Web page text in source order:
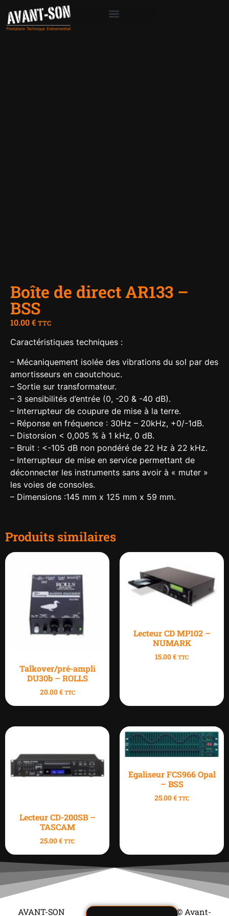
Boîte de direct AR133 –
BSS
10.00€ TTC
Caractéristiques techniques :
– Mécaniquement isolée des vibrations du sol par des
amortisseurs en caoutchouc.
– Sortie sur transformateur.
– 3 sensibilités d’entrée (0, -20 & -40 dB).
– Interrupteur de coupure de mise à la terre.
– Réponse en fréquence : 30Hz – 20kHz, +0/-1dB.
– Distorsion < 0,005 % à 1 kHz, 0 dB.
– Bruit : <-105 dB non pondéré de 22 Hz à 22 kHz.
– Interrupteur de mise en service permettant de
déconnecter les instruments sans avoir à « muter »
les voies de consoles.
– Dimensions :145 mm x 125 mm x 59 mm.
Produits similaires
Talkover/pré-ampli
DU30b – ROLLS
20.00€ TTC
Lecteur CD MP102 –
NUMARK
15.00€ TTC
Lecteur CD-200SB –
TASCAM
25.00€ TTC
Egaliseur FCS966 Opal
– BSS
25.00€ TTC
AVANT-SON © Avant-